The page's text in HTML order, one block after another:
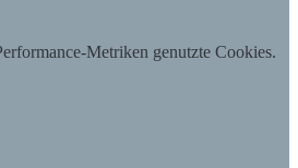
Metriken genutzte Cookies.